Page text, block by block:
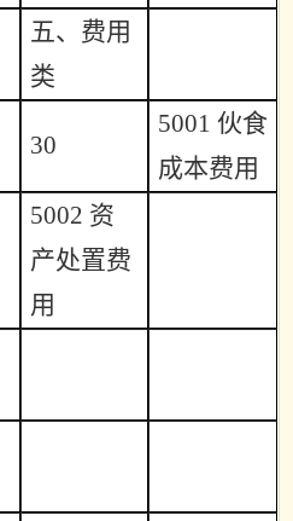
五、费用
类
30
5001 伙食
成本费用
5002 资
产处置费
用